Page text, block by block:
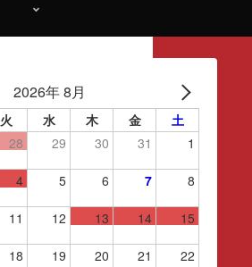
2026年 8月
火 水 木 金
土
28 29 30 31 1
4 5 6 7 8
11 12 13 14 15
18 19 20 21 22